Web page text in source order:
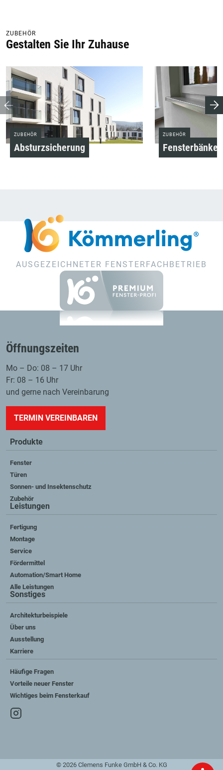
ZUBEHÖR
Gestalten Sie Ihr Zuhause
ZUBEHÖR
Absturzsicherung
ZUBEHÖR
Fensterbänke
AUSGEZEICHNETER FENSTERFACHBETRIEB
Öffnungszeiten
Mo – Do: 08 – 17 Uhr
Fr: 08 – 16 Uhr
und gerne nach Vereinbarung
TERMIN VEREINBAREN
Produkte
Fenster
Türen
Sonnen- und Insektenschutz
Zubehör
Leistungen
Fertigung
Montage
Service
Fördermittel
Automation/Smart Home
Alle Leistungen
Sonstiges
Architekturbeispiele
Über uns
Ausstellung
Karriere
Häufige Fragen
Vorteile neuer Fenster
Wichtiges beim Fensterkauf
© 2026 Clemens Funke GmbH & Co. KG